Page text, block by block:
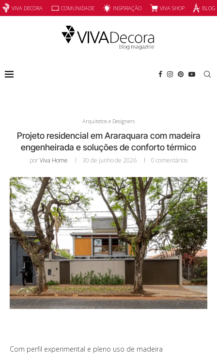
VIVA DECORA COMUNIDADE INSPIRAÇÃO VIVA SHOP
Arquitetos e Designers
Projeto residencial em Araraquara com madeira
engenheirada e soluções de conforto térmico
porViva Home 30 de junho de 2026 0 comentários
Com perfil experimental e pleno uso de madeira